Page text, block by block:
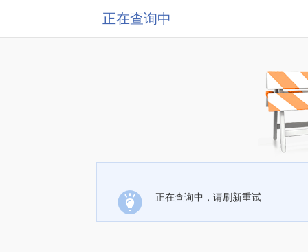
正在查询中
正在查询中，请刷新重试